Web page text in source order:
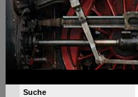
Suche